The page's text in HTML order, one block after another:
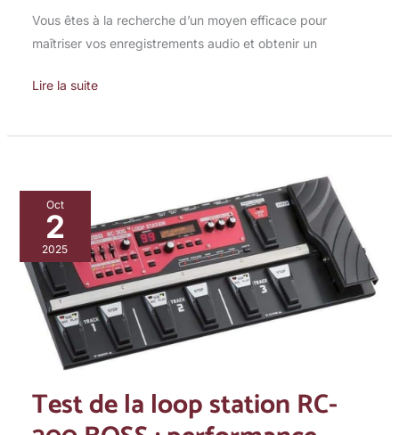
Vous êtes à la recherche d’un moyen efficace pour
maîtriser vos enregistrements audio et obtenir un
Lire la suite
Oct
2
2025
Test de la loop station RC-
Test
loop
station
RC-
300
BOSS
performance